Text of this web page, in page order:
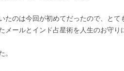
たのは今回が初めてだったので、とて
メールとインド占星術を人生のお守